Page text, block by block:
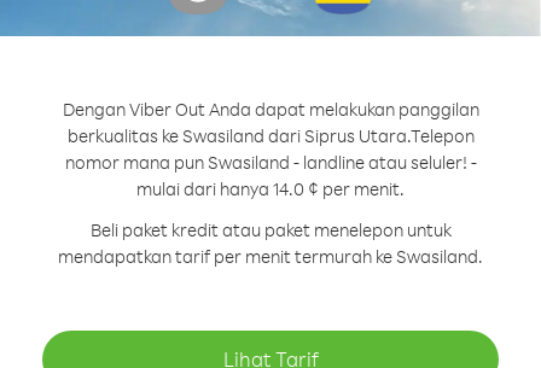
Dengan Viber Out Anda dapat melakukan panggilan
berkualitas ke Swasiland dari Siprus Utara.Telepon
nomor mana pun Swasiland - landline atau seluler! -
mulai dari hanya 14.0 ¢ per menit.
Beli paket kredit atau paket menelepon untuk
mendapatkan tarif per menit termurah ke Swasiland.
Lihat Tarif